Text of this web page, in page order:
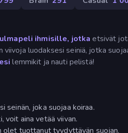
ihmisille, jotka etsivät
viivoja luodaksesi seiniä, jotka
lemmikit ja nauti pelistä!
seinän, joka suojaa koiraa.
voit aina vetää viivan.
olet tuottanut tyydyttävän suojan.